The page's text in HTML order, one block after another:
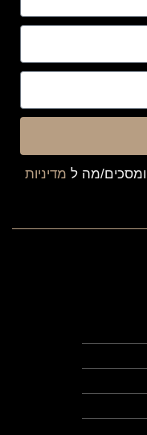
מה ל מדיניות